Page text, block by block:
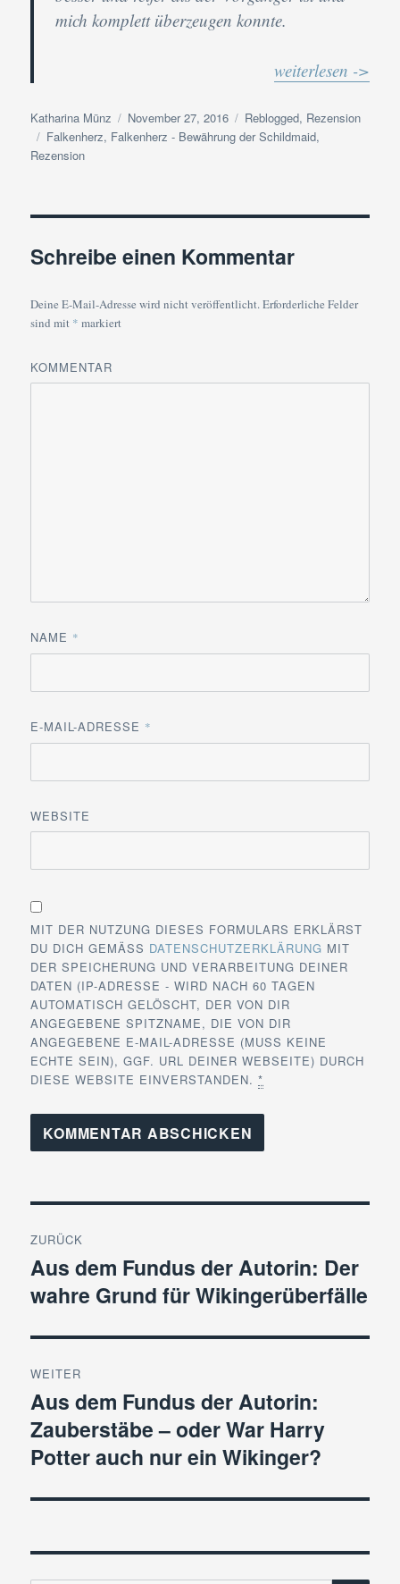
mich komplett überzeugen konnte.
weiterlesen ->
Autor
Katharina Münz
Veröffentlicht
am
November 27, 2016 Kategorien
Reblogged, Rezension
Schlagwörter
Falkenherz, Falkenherz - Bewährung der Schildmaid,
Rezension
Schreibe einen Kommentar
Deine E-Mail-Adresse wird nicht veröffentlicht.Erforderliche Felder
sind mit * markiert
KOMMENTAR
NAME *
E-MAIL-ADRESSE *
WEBSITE
MIT DER NUTZUNG DIESES FORMULARS ERKLÄRST
DU DICH GEMÄSS DATENSCHUTZERKLÄRUNG MIT
DER SPEICHERUNG UND VERARBEITUNG DEINER
DATEN (IP-ADRESSE - WIRD NACH 60 TAGEN
AUTOMATISCH GELÖSCHT, DER VON DIR
ANGEGEBENE SPITZNAME, DIE VON DIR
ANGEGEBENE E-MAIL-ADRESSE (MUSS KEINE
ECHTE SEIN), GGF. URL DEINER WEBSEITE) DURCH
DIESE WEBSITE EINVERSTANDEN.*
ZURÜCK
Vorheriger
Beitrag:
Aus dem Fundus der Autorin: Der
wahre Grund für Wikingerüberfälle
WEITER
Nächster
Beitrag:
Aus dem Fundus der Autorin:
Zauberstäbe – oder War Harry
Potter auch nur ein Wikinger?